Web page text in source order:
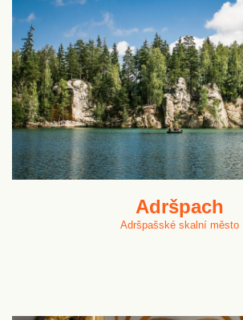
Adršpach
Adršpašské skalní město